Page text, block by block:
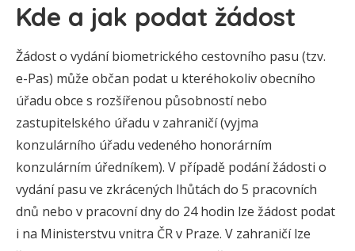
Kde a jak podat žádost
Žádost o vydání biometrického cestovního pasu (tzv.
e-Pas) může občan podat u kteréhokoliv obecního
úřadu obce s rozšířenou působností nebo
zastupitelského úřadu v zahraničí (vyjma
konzulárního úřadu vedeného honorárním
konzulárním úředníkem). V případě podání žádosti o
vydání pasu ve zkrácených lhůtách do 5 pracovních
dnů nebo v pracovní dny do 24 hodin lze žádost podat
i na Ministerstvu vnitra ČR v Praze. V zahraničí lze